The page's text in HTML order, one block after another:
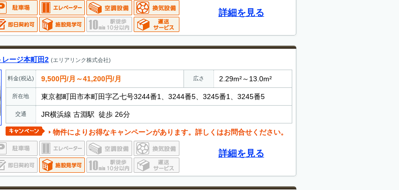
詳細を見る
レージ本町田2 (エリアリンク株式会社)
料金(税込) 9,500円/月～41,200円/月 広さ 2.29m²～13.0m²
所在地 東京都町田市本町田字乙七号3244番1、3244番5、3245番1、3245番5
交通 JR横浜線 古淵駅 徒歩 26分
物件によりお得なキャンペーンがあります。詳しくはお問合せください。
詳細を見る